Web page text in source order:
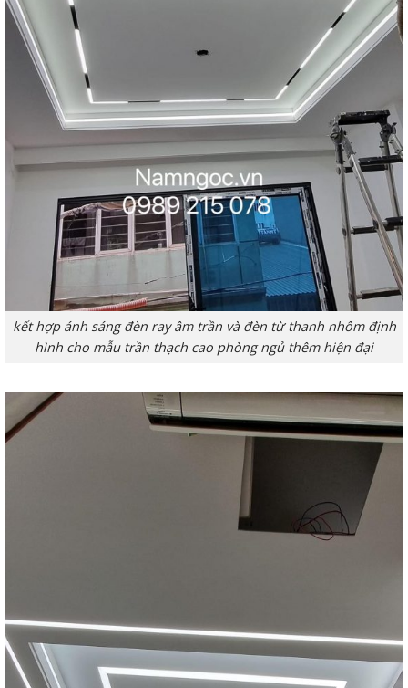
kết hợp ánh sáng đèn ray âm trần và đèn từ thanh nhôm định
hình cho mẫu trần thạch cao phòng ngủ thêm hiện đại